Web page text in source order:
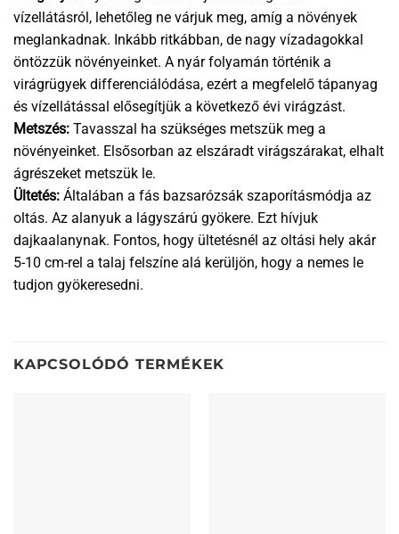
vízellátásról, lehetőleg ne várjuk meg, amíg a növények
meglankadnak. Inkább ritkábban, de nagy vízadagokkal
öntözzük növényeinket. A nyár folyamán történik a
virágrügyek differenciálódása, ezért a megfelelő tápanyag
és vízellátással elősegítjük a következő évi virágzást.
Metszés: Tavasszal ha szükséges metszük meg a
növényeinket. Elsősorban az elszáradt virágszárakat, elhalt
ágrészeket metszük le.
Ültetés: Általában a fás bazsarózsák szaporításmódja az
oltás. Az alanyuk a lágyszárú gyökere. Ezt hívjuk
dajkaalanynak. Fontos, hogy ültetésnél az oltási hely akár
5-10 cm-rel a talaj felszíne alá kerüljön, hogy a nemes le
tudjon gyökeresedni.
KAPCSOLÓDÓ TERMÉKEK